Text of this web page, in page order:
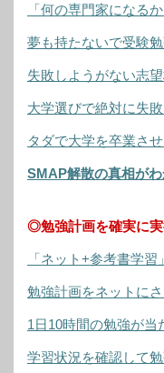
「何の専門家になる
夢も持たないで受験
失敗しようがない志
大学選びで絶対に失
タダで大学を卒業さ
SMAP解散の真相が
◎勉強計画を確実に
「ネット+参考書学
勉強計画をネットに
1日10時間の勉強が当
学習状況を確認して